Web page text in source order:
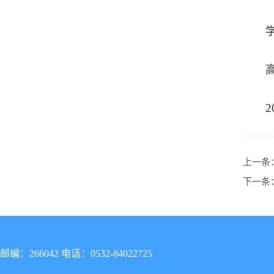
上一条
下一条
邮编：266042 电话：0532-84022725